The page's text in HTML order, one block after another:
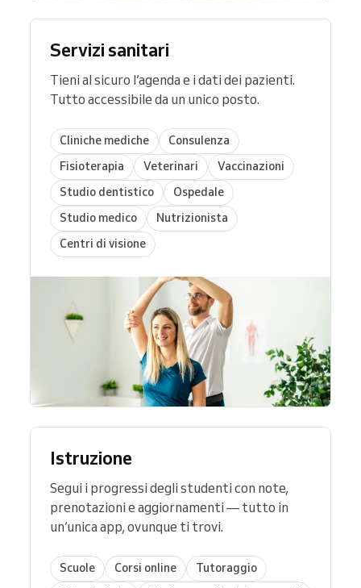
Servizi sanitari
Tieni al sicuro l’agenda e i dati dei pazienti.
Tutto accessibile da un unico posto.
Cliniche mediche
Consulenza
Fisioterapia
Veterinari
Vaccinazioni
Studio dentistico
Ospedale
Studio medico
Nutrizionista
Centri di visione
Istruzione
Segui i progressi degli studenti con note,
prenotazioni e aggiornamenti — tutto in
un’unica app, ovunque ti trovi.
Scuole Corsi online
Tutoraggio